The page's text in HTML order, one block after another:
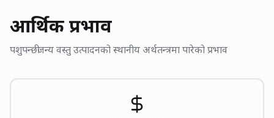
आर्थिक प्रभाव
पशुपन्छीजन्य वस्तु उत्पादनको स्थानीय अर्थतन्त्रमा पारेको प्रभाव